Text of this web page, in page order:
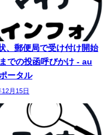
、郵便局で受け付け開始
での投函呼びかけ - au
ータル
月15日